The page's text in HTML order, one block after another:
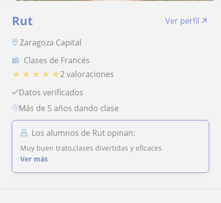
Rut
Ver perfil
Zaragoza Capital
Clases de Francés
★ ★ ★ ★ ★2 valoraciones
Datos verificados
más de 5 años dando clase
Los alumnos de Rut opinan:
Muy buen trato,clases divertidas y eficaces
Ver más